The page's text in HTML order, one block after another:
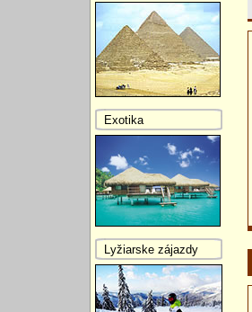
Exotika
Lyžiarske zájazdy